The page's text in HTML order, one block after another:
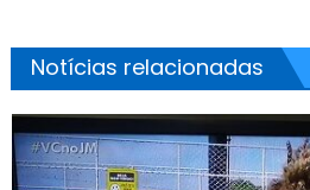
Notícias relacionadas